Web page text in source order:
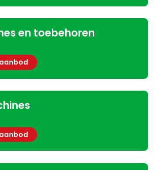
en toebehoren